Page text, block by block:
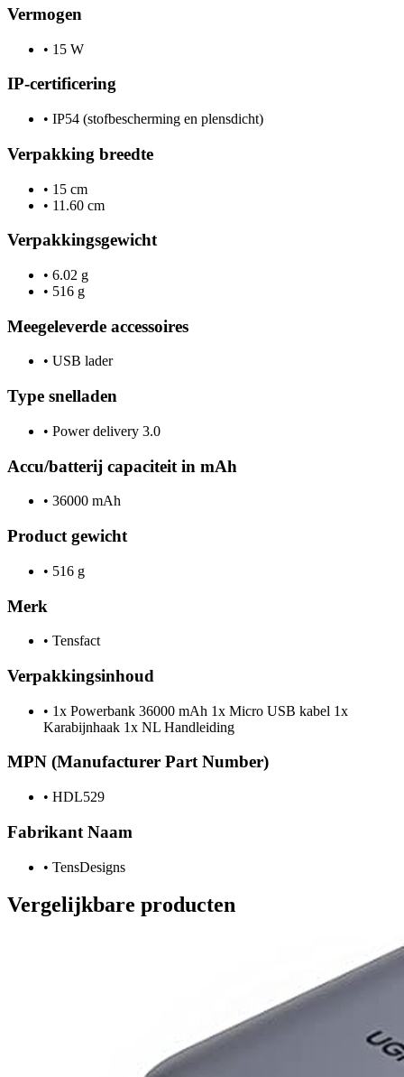
Vermogen
• 15 W
IP-certificering
• IP54 (stofbescherming en plensdicht)
Verpakking breedte
• 15 cm
• 11.60 cm
Verpakkingsgewicht
• 6.02 g
• 516 g
Meegeleverde accessoires
• USB lader
Type snelladen
• Power delivery 3.0
Accu/batterij capaciteit in mAh
• 36000 mAh
Product gewicht
• 516 g
Merk
• Tensfact
Verpakkingsinhoud
• 1x Powerbank 36000 mAh 1x Micro USB kabel 1x
Karabijnhaak 1x NL Handleiding
MPN (Manufacturer Part Number)
• HDL529
Fabrikant Naam
• TensDesigns
Vergelijkbare producten